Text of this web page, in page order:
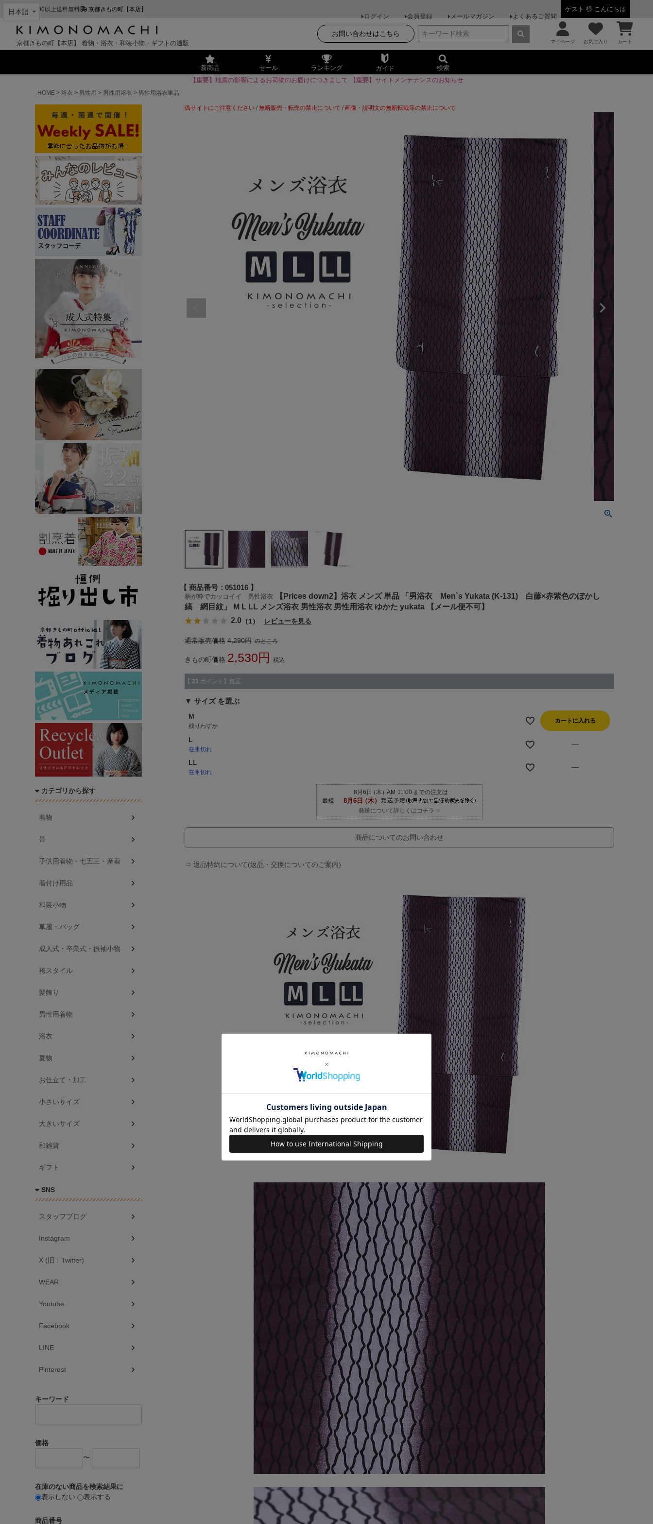
¥11,000以上送料無料 京都きもの町【本店】
ゲスト 様 こんにちは
ログイン
会員登録 メールマガジン よくあるご質問
京都きもの町【本店】 着物・浴衣・和装小物・ギフトの通販
お問い合わせはこちら
マイページ お気に入り カート
新商品 セール ランキング ガイド 検索
【重要】地震の影響によるお荷物のお届けにつきまして
【重要】サイトメンテナンスのお知らせ
HOME
浴衣 男性用 男性用浴衣 男性用浴衣単品
偽サイトにご注意ください / 無断販売・転売の禁止について / 画像・説明文の無断転載等の禁止について
商品番号 051016
柄が粋でカッコイイ 男性浴衣
【Prices down2】浴衣 メンズ 単品 「男浴衣 Men`s Yukata (K-131) 白藤×赤紫色のぼかし
縞 網目紋」 M L LL メンズ浴衣 男性浴衣 男性用浴衣 ゆかた yukata 【メール便不可】
2.0 （1） レビューを見る
通常販売価格 4,290 のところ
きもの町価格 2,530 税込
【 23 ポイント】進呈
サイズ
M
残りわずか
カートに入れる
L
在庫切れ
—
LL
在庫切れ
—
発送について詳しくはコチラ⇒
商品についてのお問い合わせ
⇒ 返品特約について(返品・交換についてのご案内)
カテゴリから探す
着物
帯
子供用着物・七五三・産着
着付け用品
和装小物
草履・バッグ
成人式・卒業式・振袖小物
袴スタイル
髪飾り
男性用着物
浴衣
夏物
お仕立て・加工
小さいサイズ
大きいサイズ
和雑貨
ギフト
SNS
スタッフブログ
Instagram
X (旧：Twitter)
WEAR
Youtube
Facebook
LINE
Pinterest
キーワード
価格
〜
在庫のない商品を検索結果に
表示しない
表示する
商品番号